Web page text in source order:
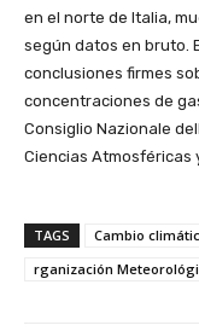
en el norte de Italia,
según datos en bruto.
conclusiones firmes
concentraciones de
Consiglio Nazionale
Ciencias Atmosféricas
TAGS Cambio
rganización